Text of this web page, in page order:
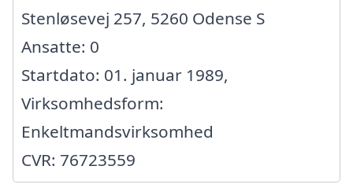
Stenløsevej 257, 5260 Odense S
Ansatte: 0
Startdato: 01. januar 1989,
Virksomhedsform:
Enkeltmandsvirksomhed
CVR: 76723559